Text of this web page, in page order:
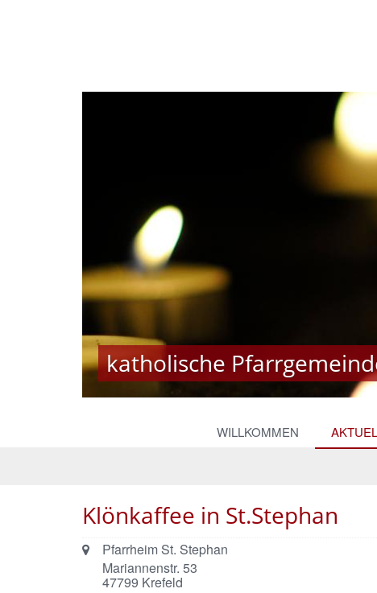
katholische
katholische
WILLKOMMEN
Klönkaffee in St.Stephan
Ort: Pfarrheim St. Stephan
Mariannenstr. 53
47799 Krefeld